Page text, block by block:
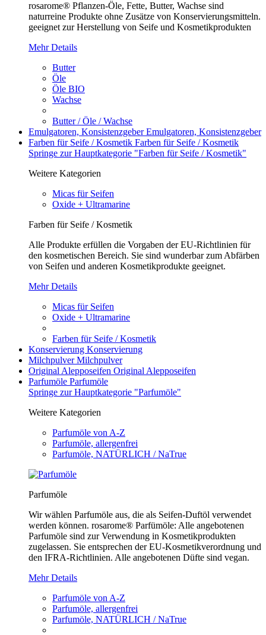
rosarome® Pflanzen-Öle, Fette, Butter, Wachse sind
naturreine Produkte ohne Zusätze von Konservierungsmitteln.
geeignet zur Herstellung von Seife und Kosmetikprodukten
Mehr Details
Butter
Öle
Öle BIO
Wachse
Butter / Öle / Wachse
Emulgatoren, KonsistenzgeberEmulgatoren, Konsistenzgeber
Farben für Seife / Kosmetik Farben für Seife / Kosmetik
Springe zur Hauptkategorie "Farben für Seife / Kosmetik"
Weitere Kategorien
Micas für Seifen
Oxide + Ultramarine
Farben für Seife / Kosmetik
Alle Produkte erfüllen die Vorgaben der EU-Richtlinien für
den kosmetischen Bereich. Sie sind wunderbar zum Abfärben
von Seifen und anderen Kosmetikprodukte geeignet.
Mehr Details
Micas für Seifen
Oxide + Ultramarine
Farben für Seife / Kosmetik
Konservierung Konservierung
MilchpulverMilchpulver
Original Alepposeifen Original Alepposeifen
Parfumöle Parfumöle
Springe zur Hauptkategorie "Parfumöle"
Weitere Kategorien
Parfumöle von A-Z
Parfumöle, allergenfrei
Parfumöle, NATÜRLICH / NaTrue
Parfumöle
Wir wählen Parfumöle aus, die als Seifen-Duftöl verwendet
werden können. rosarome® Parfümöle: Alle angebotenen
Parfumöle sind zur Verwendung in Kosmetikprodukten
zugelassen. Sie entsprechen der EU-Kosmetikverordnung und
den IFRA-Richtlinien. Alle angebotenen Düfte sind vegan.
Mehr Details
Parfumöle von A-Z
Parfumöle, allergenfrei
Parfumöle, NATÜRLICH / NaTrue